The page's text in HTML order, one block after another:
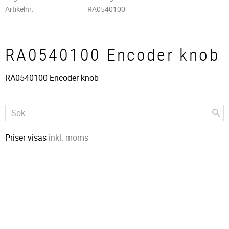
Artikelnr
RA0540100
RA0540100 Encoder knob
RA0540100 Encoder knob
Priser visas inkl. moms